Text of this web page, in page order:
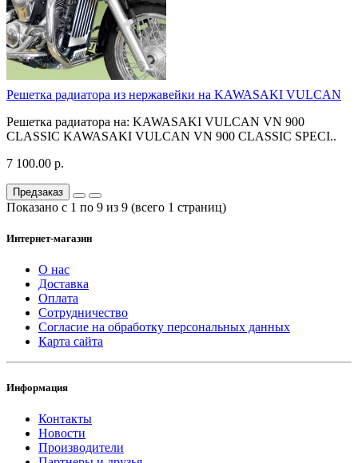
Решетка радиатора из нержавейки на KAWASAKI VULCAN
Решетка радиатора на: KAWASAKI VULCAN VN 900
CLASSIC KAWASAKI VULCAN VN 900 CLASSIC SPECI..
7 100.00 р.
Предзаказ
Показано с 1 по 9 из 9 (всего 1 страниц)
Интернет-магазин
О нас
Доставка
Оплата
Сотрудничество
Согласие на обработку персональных данных
Карта сайта
Информация
Контакты
Новости
Производители